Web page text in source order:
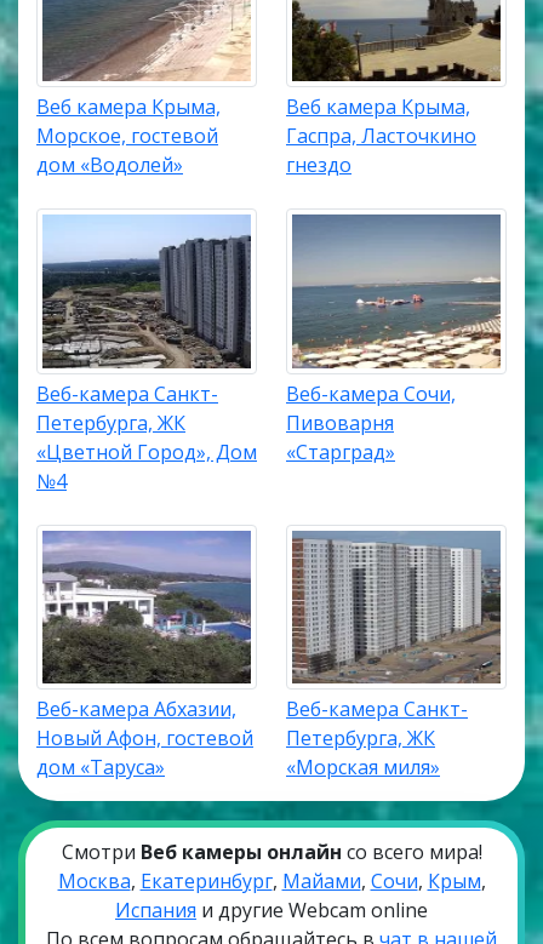
Веб камера Крыма,
Морское, гостевой
дом «Водолей»
Веб камера Крыма,
Гаспра, Ласточкино
гнездо
Веб-камера Санкт-
Петербурга, ЖК
«Цветной Город», Дом
№4
Веб-камера Сочи,
Пивоварня
«Старград»
Веб-камера Абхазии,
Новый Афон, гостевой
дом «Таруса»
Веб-камера Санкт-
Петербурга, ЖК
«Морская миля»
Смотри Веб камеры онлайн со всего мира!
Москва, Екатеринбург, Майами, Сочи, Крым,
Испания и другие Webcam online